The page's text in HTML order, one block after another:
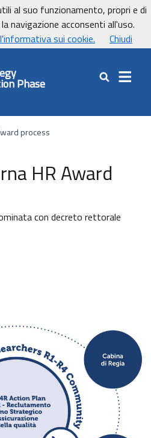
Cagliari
Phase Cerca nel sito
process
HR Award
con decreto rettorale
al suo funzionamento, propri e di
navigazione acconsenti all'uso.
sui cookie.
Chiudi